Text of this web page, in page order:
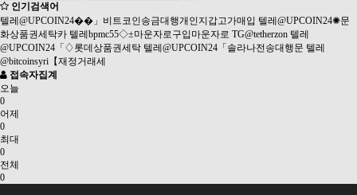
인기검색어
텔레@UPCOIN24��」비트코인송금대행개인지갑고가매입 텔레@UPCOIN24✺문
화상품권세탁카 텔레bpmc55◇±마운자로구입마운자로 TG@tetherzon 텔레
@UPCOIN24「♢롯데상품권세탁 텔레@UPCOIN24「솔라나전송대행문 텔레
@bitcoinsyri【재정거래세
접속자집계
오늘
0
어제
0
최대
0
전체
0